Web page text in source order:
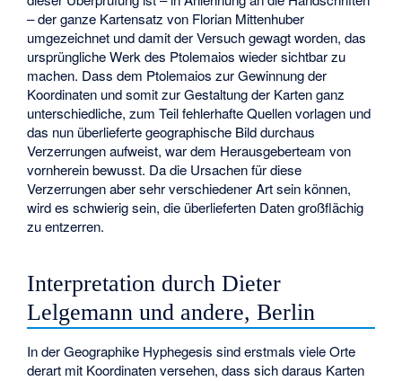
– der ganze Kartensatz von Florian Mittenhuber
umgezeichnet und damit der Versuch gewagt worden, das
ursprüngliche Werk des Ptolemaios wieder sichtbar zu
machen. Dass dem Ptolemaios zur Gewinnung der
Koordinaten und somit zur Gestaltung der Karten ganz
unterschiedliche, zum Teil fehlerhafte Quellen vorlagen und
das nun überlieferte geographische Bild durchaus
Verzerrungen aufweist, war dem Herausgeberteam von
vornherein bewusst. Da die Ursachen für diese
Verzerrungen aber sehr verschiedener Art sein können,
wird es schwierig sein, die überlieferten Daten großflächig
zu entzerren.
Interpretation durch Dieter
Lelgemann und andere, Berlin
In der Geographike Hyphegesis sind erstmals viele Orte
derart mit Koordinaten versehen, dass sich daraus Karten